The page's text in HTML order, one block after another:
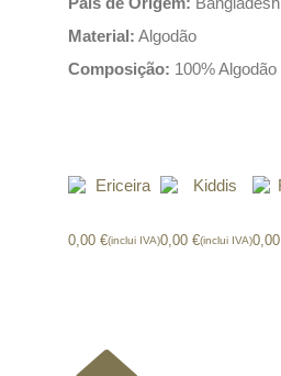
Material: Algodão
Composição: 100% Algodão
0,00 €(inclui IVA)0,00 €(inclui IVA)0,00